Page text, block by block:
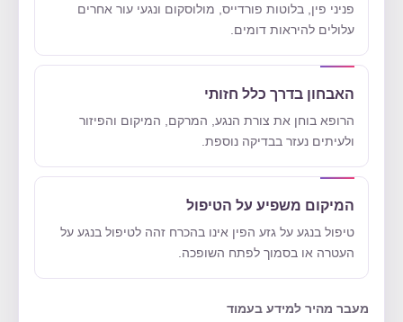
פניני פין, בלוטות פורדייס, מולוסקום ונגעי עור אחרים
עלולים להיראות דומים.
האבחון בדרך כלל חזותי
הרופא בוחן את צורת הנגע, המרקם, המיקום והפיזור
ולעיתים נעזר בבדיקה נוספת.
המיקום משפיע על הטיפול
טיפול בנגע על גזע הפין אינו בהכרח זהה לטיפול בנגע על
העטרה או בסמוך לפתח השופכה.
מעבר מהיר למידע בעמוד